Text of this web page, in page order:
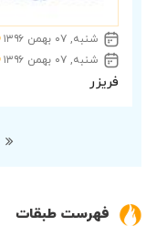
شنبه, ۰۷ بهمن ۱۳۹۶
شنبه, ۰۷ بهمن ۱۳۹۶
فریزر
فهرست طبقات